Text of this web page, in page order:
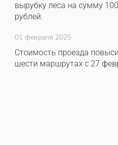
вырубку леса на сумму
рублей.
01 февраля 2025
Стоимость проезда
шести маршрутах с 27